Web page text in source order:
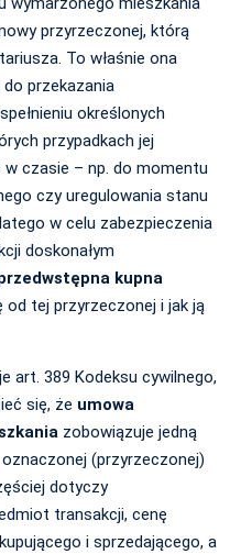
przyrzeczonej, którą
To właśnie ona
przekazania
określonych
przypadkach jej
czasie – np. do momentu
czy uregulowania stanu
w celu zabezpieczenia
doskonałym
kupna
od tej przyrzeczonej i jak ją
art. 389 Kodeksu cywilnego,
się, że umowa
zobowiązuje jedną
(przyrzeczonej)
dotyczy
transakcji, cenę
i sprzedającego, a